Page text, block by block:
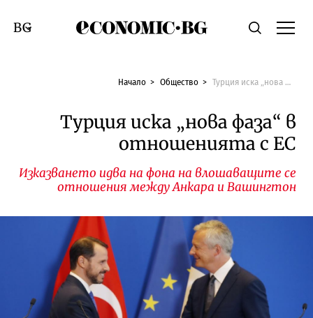
Economic.bgТърсене
Смяна на език
Начало Общество Турция иска „нова фаза“ в отношенията с ЕС
Турция иска „нова фаза“ в
отношенията с ЕС
Изказването идва на фона на влошаващите се
отношения между Анкара и Вашингтон